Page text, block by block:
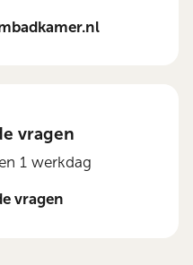
vragen
1 werkdag
vragen